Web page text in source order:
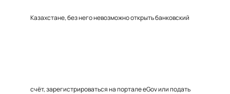
Казахстане, без него невозможно открыть банковский
счёт, зарегистрироваться на портале eGov или подать